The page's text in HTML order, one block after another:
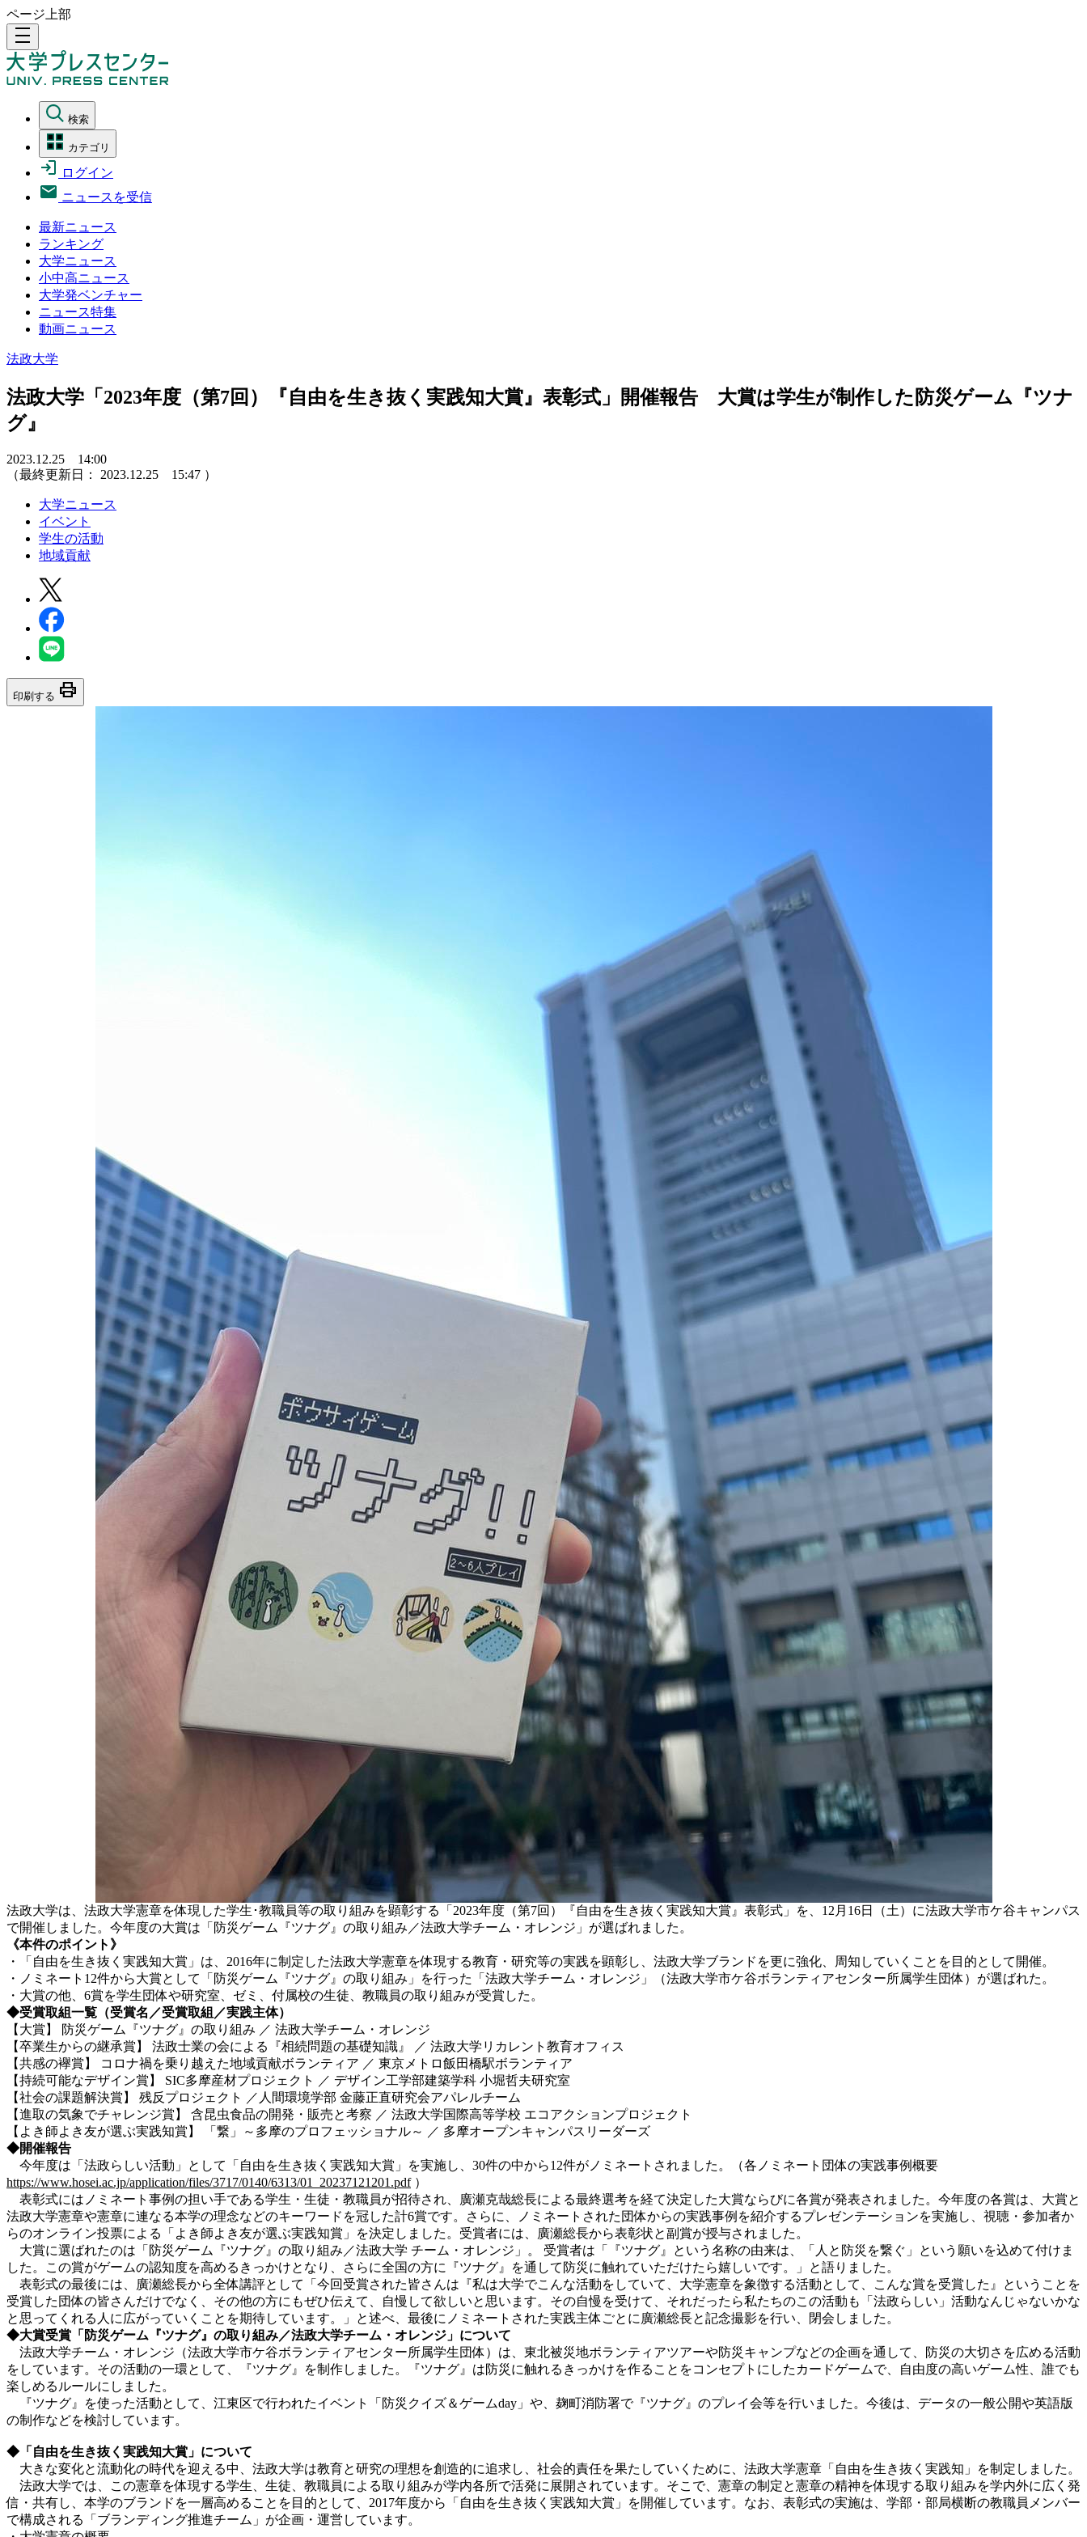
ページ上部
density_medium
検索
カテゴリ
ログイン
ニュースを受信
最新ニュース
ランキング
大学ニュース
小中高ニュース
大学発ベンチャー
ニュース特集
動画ニュース
法政大学
法政大学「2023年度（第7回）『自由を生き抜く実践知大賞』表彰式」開催報告 大賞は学生が制作した防災ゲーム『ツナ
グ』
2023.12.25 14:00
（最終更新日： 2023.12.25 15:47 ）
大学ニュース
イベント
学生の活動
地域貢献
印刷する print
法政大学は、法政大学憲章を体現した学生･教職員等の取り組みを顕彰する「2023年度（第7回）『自由を生き抜く実践知大賞』表彰式」を、12月16日（土）に法政大学市ケ谷キャンパス
で開催しました。今年度の大賞は「防災ゲーム『ツナグ』の取り組み／法政大学チーム・オレンジ」が選ばれました。
《本件のポイント》
・「自由を生き抜く実践知大賞」は、2016年に制定した法政大学憲章を体現する教育・研究等の実践を顕彰し、法政大学ブランドを更に強化、周知していくことを目的として開催。
・ノミネート12件から大賞として「防災ゲーム『ツナグ』の取り組み」を行った「法政大学チーム・オレンジ」（法政大学市ケ谷ボランティアセンター所属学生団体）が選ばれた。
・大賞の他、6賞を学生団体や研究室、ゼミ、付属校の生徒、教職員の取り組みが受賞した。
◆受賞取組一覧（受賞名／受賞取組／実践主体）
【大賞】 防災ゲーム『ツナグ』の取り組み ／ 法政大学チーム・オレンジ
【卒業生からの継承賞】 法政士業の会による『相続問題の基礎知識』 ／ 法政大学リカレント教育オフィス
【共感の襷賞】 コロナ禍を乗り越えた地域貢献ボランティア ／ 東京メトロ飯田橋駅ボランティア
【持続可能なデザイン賞】 SIC多摩産材プロジェクト ／ デザイン工学部建築学科 小堀哲夫研究室
【社会の課題解決賞】 残反プロジェクト ／人間環境学部 金藤正直研究会アパレルチーム
【進取の気象でチャレンジ賞】 含昆虫食品の開発・販売と考察 ／ 法政大学国際高等学校 エコアクションプロジェクト
【よき師よき友が選ぶ実践知賞】 「繋」～多摩のプロフェッショナル～ ／ 多摩オープンキャンパスリーダーズ
◆開催報告
今年度は「法政らしい活動」として「自由を生き抜く実践知大賞」を実施し、30件の中から12件がノミネートされました。（各ノミネート団体の実践事例概要
https://www.hosei.ac.jp/application/files/3717/0140/6313/01_20237121201.pdf）
表彰式にはノミネート事例の担い手である学生・生徒・教職員が招待され、廣瀬克哉総長による最終選考を経て決定した大賞ならびに各賞が発表されました。今年度の各賞は、大賞と
法政大学憲章や憲章に連なる本学の理念などのキーワードを冠した計6賞です。さらに、ノミネートされた団体からの実践事例を紹介するプレゼンテーションを実施し、視聴・参加者か
らのオンライン投票による「よき師よき友が選ぶ実践知賞」を決定しました。受賞者には、廣瀬総長から表彰状と副賞が授与されました。
大賞に選ばれたのは「防災ゲーム『ツナグ』の取り組み／法政大学 チーム・オレンジ」。 受賞者は「『ツナグ』という名称の由来は、「人と防災を繋ぐ」という願いを込めて付けま
した。この賞がゲームの認知度を高めるきっかけとなり、さらに全国の方に『ツナグ』を通して防災に触れていただけたら嬉しいです。」と語りました。
表彰式の最後には、廣瀬総長から全体講評として「今回受賞された皆さんは『私は大学でこんな活動をしていて、大学憲章を象徴する活動として、こんな賞を受賞した』ということを
受賞した団体の皆さんだけでなく、その他の方にもぜひ伝えて、自慢して欲しいと思います。その自慢を受けて、それだったら私たちのこの活動も「法政らしい」活動なんじゃないかな
と思ってくれる人に広がっていくことを期待しています。」と述べ、最後にノミネートされた実践主体ごとに廣瀬総長と記念撮影を行い、閉会しました。
◆大賞受賞「防災ゲーム『ツナグ』の取り組み／法政大学チーム・オレンジ」について
法政大学チーム・オレンジ（法政大学市ケ谷ボランティアセンター所属学生団体）は、東北被災地ボランティアツアーや防災キャンプなどの企画を通して、防災の大切さを広める活動
をしています。その活動の一環として、『ツナグ』を制作しました。『ツナグ』は防災に触れるきっかけを作ることをコンセプトにしたカードゲームで、自由度の高いゲーム性、誰でも
楽しめるルールにしました。
『ツナグ』を使った活動として、江東区で行われたイベント「防災クイズ＆ゲームday」や、麹町消防署で『ツナグ』のプレイ会等を行いました。今後は、データの一般公開や英語版
の制作などを検討しています。
◆「自由を生き抜く実践知大賞」について
大きな変化と流動化の時代を迎える中、法政大学は教育と研究の理想を創造的に追求し、社会的責任を果たしていくために、法政大学憲章「自由を生き抜く実践知」を制定しました。
法政大学では、この憲章を体現する学生、生徒、教職員による取り組みが学内各所で活発に展開されています。そこで、憲章の制定と憲章の精神を体現する取り組みを学内外に広く発
信・共有し、本学のブランドを一層高めることを目的として、2017年度から「自由を生き抜く実践知大賞」を開催しています。なお、表彰式の実施は、学部・部局横断の教職員メンバー
で構成される「ブランディング推進チーム」が企画・運営しています。